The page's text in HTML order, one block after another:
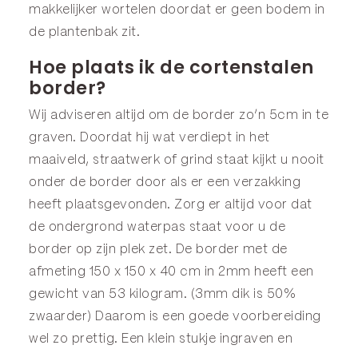
makkelijker wortelen doordat er geen bodem in
de plantenbak zit.
Hoe plaats ik de cortenstalen
border?
Wij adviseren altijd om de border zo’n 5cm in te
graven. Doordat hij wat verdiept in het
maaiveld, straatwerk of grind staat kijkt u nooit
onder de border door als er een verzakking
heeft plaatsgevonden. Zorg er altijd voor dat
de ondergrond waterpas staat voor u de
border op zijn plek zet. De border met de
afmeting 150 x 150 x 40 cm in 2mm heeft een
gewicht van 53 kilogram. (3mm dik is 50%
zwaarder) Daarom is een goede voorbereiding
wel zo prettig. Een klein stukje ingraven en